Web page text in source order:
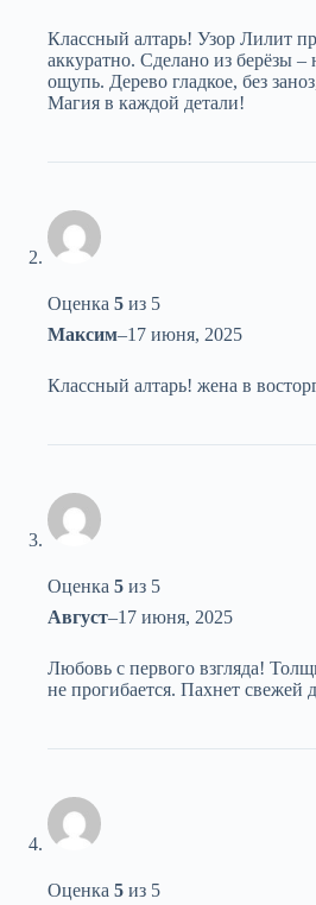
Классный алтарь! Узор Лилит
аккуратно. Сделано из берёзы –
ощупь. Дерево гладкое, без
Магия в каждой детали!
Оценка 5 из 5
Максим–17 июня, 2025
Классный алтарь! жена в
Оценка 5 из 5
Август–17 июня, 2025
Любовь с первого взгляда!
не прогибается. Пахнет свежей
Оценка 5 из 5